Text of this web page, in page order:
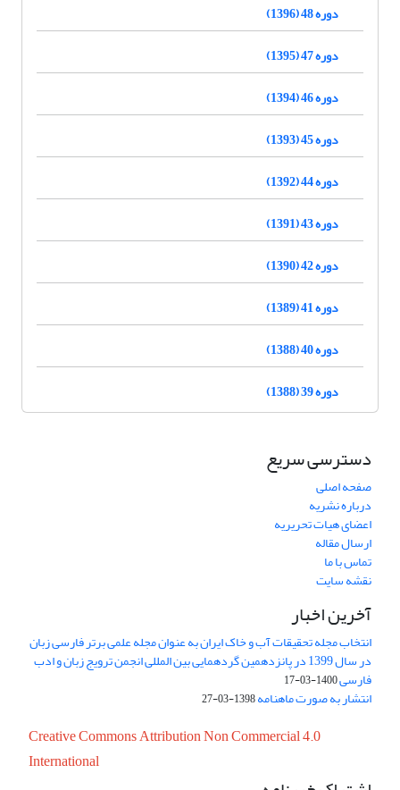
دوره 48 (1396)
دوره 47 (1395)
دوره 46 (1394)
دوره 45 (1393)
دوره 44 (1392)
دوره 43 (1391)
دوره 42 (1390)
دوره 41 (1389)
دوره 40 (1388)
دوره 39 (1388)
دسترسی سریع
صفحه اصلی
درباره نشریه
اعضای هیات تحریریه
ارسال مقاله
تماس با ما
نقشه سایت
آخرین اخبار
انتخاب مجله تحقیقات آب و خاک ایران به عنوان مجله علمی برتر فارسی زبان
در سال 1399 در پانزدهمین گردهمایی بین المللی انجمن ترویج زبان و ادب
فارسی1400-03-17
انتشار به صورت ماهنامه1398-03-27
Creative Commons Attribution Non Commercial 4.0
International